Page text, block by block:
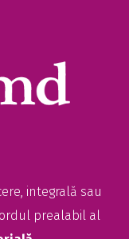
integrală sau
prealabil al